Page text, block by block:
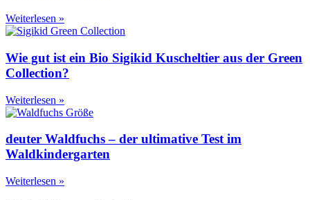
Weiterlesen »
Wie gut ist ein Bio Sigikid Kuscheltier aus der Green
Collection?
Weiterlesen »
deuter Waldfuchs – der ultimative Test im
Waldkindergarten
Weiterlesen »